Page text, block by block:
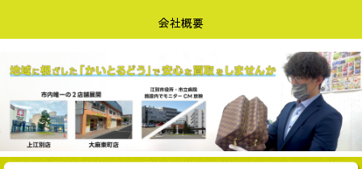
会社概要